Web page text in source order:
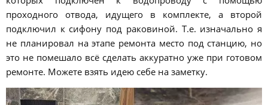
проходного отвода, идущего в комплекте, а второй
подключил к сифону под раковиной. Т.е. изначально я
не планировал на этапе ремонта место под станцию, но
это не помешало всё сделать аккуратно уже при готовом
ремонте. Можете взять идею себе на заметку.